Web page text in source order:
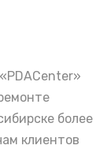
более
клиентов